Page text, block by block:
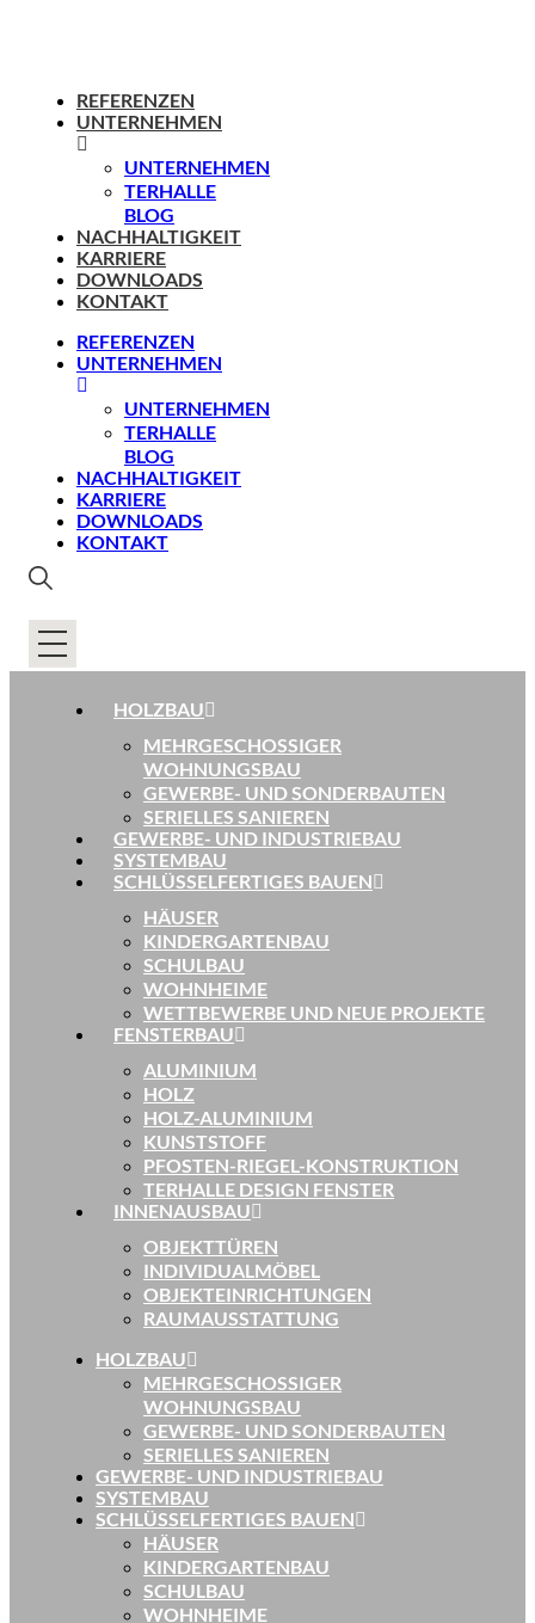
REFERENZEN
UNTERNEHMEN
UNTERNEHMEN
TERHALLE
BLOG
NACHHALTIGKEIT
KARRIERE
DOWNLOADS
KONTAKT
REFERENZEN
UNTERNEHMEN
UNTERNEHMEN
TERHALLE
BLOG
NACHHALTIGKEIT
KARRIERE
DOWNLOADS
KONTAKT
HOLZBAU
MEHRGESCHOSSIGER
WOHNUNGSBAU
GEWERBE- UND SONDERBAUTEN
SERIELLES SANIEREN
GEWERBE- UND INDUSTRIEBAU
SYSTEMBAU
SCHLÜSSELFERTIGES BAUEN
HÄUSER
KINDERGARTENBAU
SCHULBAU
WOHNHEIME
WETTBEWERBE UND NEUE PROJEKTE
FENSTERBAU
ALUMINIUM
HOLZ
HOLZ-ALUMINIUM
KUNSTSTOFF
PFOSTEN-RIEGEL-KONSTRUKTION
TERHALLE DESIGN FENSTER
INNENAUSBAU
OBJEKTTÜREN
INDIVIDUALMÖBEL
OBJEKTEINRICHTUNGEN
RAUMAUSSTATTUNG
HOLZBAU
MEHRGESCHOSSIGER
WOHNUNGSBAU
GEWERBE- UND SONDERBAUTEN
SERIELLES SANIEREN
GEWERBE- UND INDUSTRIEBAU
SYSTEMBAU
SCHLÜSSELFERTIGES BAUEN
HÄUSER
KINDERGARTENBAU
SCHULBAU
WOHNHEIME